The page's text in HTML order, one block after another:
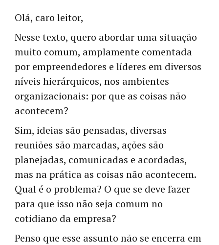
Olá, caro leitor,
Nesse texto, quero abordar uma situação
muito comum, amplamente comentada
por empreendedores e líderes em diversos
níveis hierárquicos, nos ambientes
organizacionais: por que as coisas não
acontecem?
Sim, ideias são pensadas, diversas
reuniões são marcadas, ações são
planejadas, comunicadas e acordadas,
mas na prática as coisas não acontecem.
Qual é o problema? O que se deve fazer
para que isso não seja comum no
cotidiano da empresa?
Penso que esse assunto não se encerra em